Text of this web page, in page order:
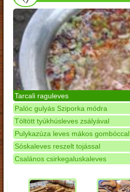
Tarcali raguleves
Palóc gulyás Sziporka módra
Töltött tyúkhúsleves zsályával
Pulykazúza leves mákos gombóccal
Sóskaleves reszelt tojással
Csalános csirkegaluskaleves